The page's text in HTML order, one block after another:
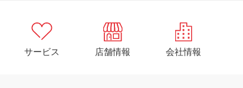
サービス 店舗情報 会社情報